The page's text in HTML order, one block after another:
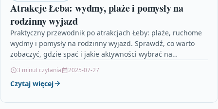
Atrakcje Łeba: wydmy, plaże i pomysły na
rodzinny wyjazd
Praktyczny przewodnik po atrakcjach Łeby: plaże, ruchome
wydmy i pomysły na rodzinny wyjazd. Sprawdź, co warto
zobaczyć, gdzie spać i jakie aktywności wybrać na…
3 minut czytania 2025-07-27
Czytaj więcej